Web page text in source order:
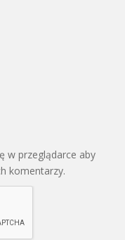
w przeglądarce aby
komentarzy.